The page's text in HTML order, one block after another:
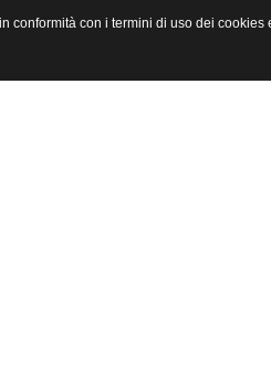
conformità con i termini di uso dei